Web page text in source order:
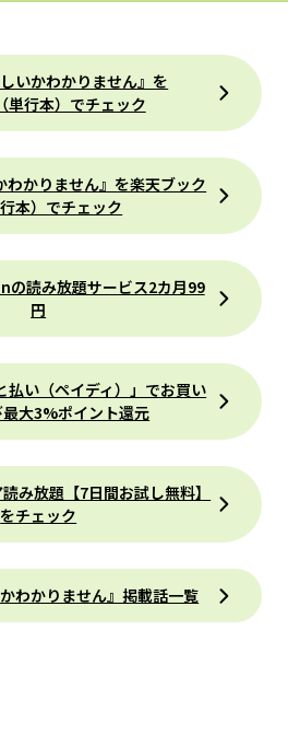
いかわかりません』を
行本）でチェック
わかりません』を楽天ブック
本）でチェック
の読み放題サービス2カ月99
円
い（ペイディ）」でお買い
大3%ポイント還元
み放題【7日間お試し無料】
をチェック
わかりません』掲載話一覧